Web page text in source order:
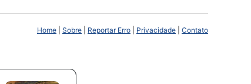
Home Sobre Reportar Erro Privacidade Contato